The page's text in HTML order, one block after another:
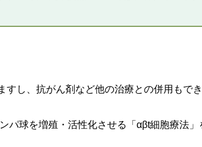
し、抗がん剤など他の治療との併用もで
球を増殖・活性化させる「αβt細胞療法